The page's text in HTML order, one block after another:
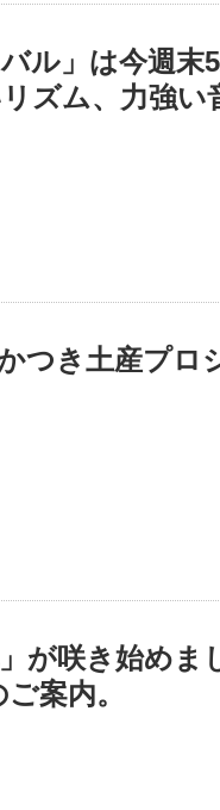
ル」は今週末
ズム、力強い
つき土産プロ
が咲き始めま
案内。